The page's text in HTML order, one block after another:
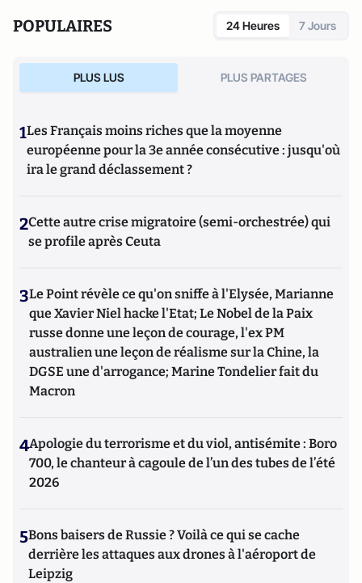
POPULAIRES 24 Heures 7 Jours
PLUS LUS PLUS PARTAGES
1Les Français moins riches que la moyenne
européenne pour la 3e année consécutive : jusqu'où
ira le grand déclassement ?
2Cette autre crise migratoire (semi-orchestrée) qui
se profile après Ceuta
3Le Point révèle ce qu'on sniffe à l'Elysée, Marianne
que Xavier Niel hacke l'Etat; Le Nobel de la Paix
russe donne une leçon de courage, l'ex PM
australien une leçon de réalisme sur la Chine, la
DGSE une d'arrogance; Marine Tondelier fait du
Macron
4Apologie du terrorisme et du viol, antisémite : Boro
700, le chanteur à cagoule de l’un des tubes de l’été
2026
5Bons baisers de Russie ? Voilà ce qui se cache
derrière les attaques aux drones à l'aéroport de
Leipzig